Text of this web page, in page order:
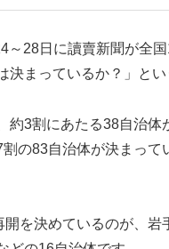
～28日に讀賣新聞が全
決まっているか？」とい
約3割にあたる38自治体
の83自治体が決まって
開を決めているのが、岩